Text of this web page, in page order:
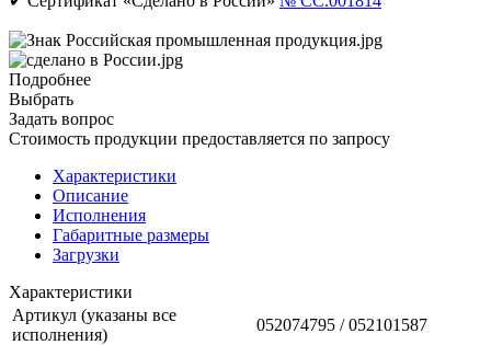
Подробнее
Выбрать
Задать вопрос
Стоимость продукции предоставляется по запросу
Характеристики
Описание
Исполнения
Габаритные размеры
Загрузки
Характеристики
Артикул (указаны все
исполнения)
052074795 / 052101587